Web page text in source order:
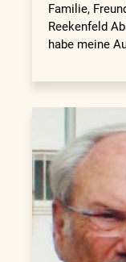
Familie,
Reekenfeld
habe meine